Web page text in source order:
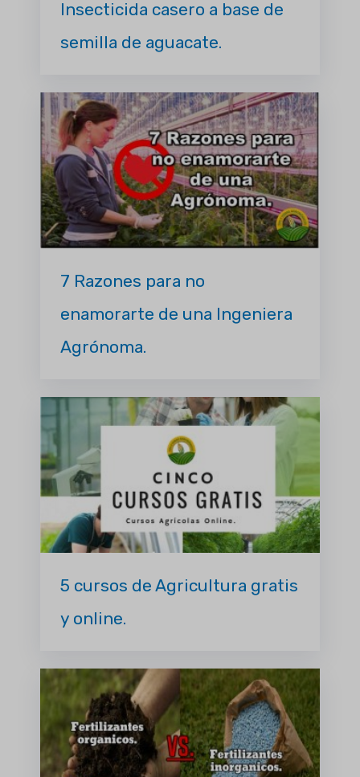
Insecticida casero a base de
semilla de aguacate.
7 Razones para no
enamorarte de una Ingeniera
Agrónoma.
5 cursos de Agricultura gratis
y online.